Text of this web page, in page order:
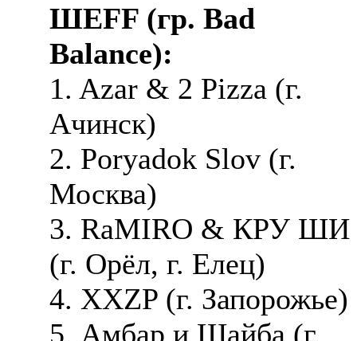
ШЕFF (гр. Bad
Balance):
1. Azar & 2 Pizza (г.
Ачинск)
2. Poryadok Slov (г.
Москва)
3. RaMIRO & КРУ ШИ
(г. Орёл, г. Елец)
4. XXZP (г. Запорожье)
5. Амбар и Шайба (г.